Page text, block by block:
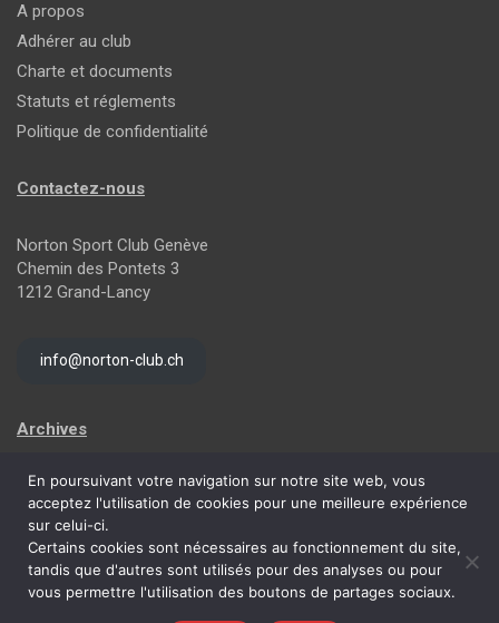
A propos
Adhérer au club
Charte et documents
Statuts et réglements
Politique de confidentialité
Contactez-nous
Norton Sport Club Genève
Chemin des Pontets 3
1212 Grand-Lancy
info@norton-club.ch
Archives
Archives
Copyright © 2026 Norton Sport Club de Genève
En poursuivant votre navigation sur notre site web, vous
acceptez l'utilisation de cookies pour une meilleure expérience
sur celui-ci.
Certains cookies sont nécessaires au fonctionnement du site,
tandis que d'autres sont utilisés pour des analyses ou pour
vous permettre l'utilisation des boutons de partages sociaux.